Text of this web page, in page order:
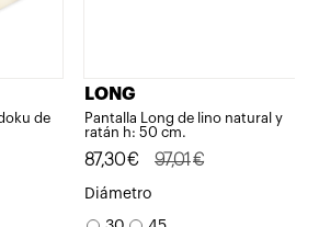
de
LONG
Pantalla Long de lino natural y
ratán h: 50 cm.
97,01€
El
precio
original
87,30€
El
precio
actual
Diámetro